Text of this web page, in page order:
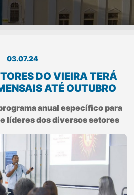
03.07.24
DO VIEIRA TERÁ
ATÉ OUTUBRO
anual específico para
líderes dos diversos setores